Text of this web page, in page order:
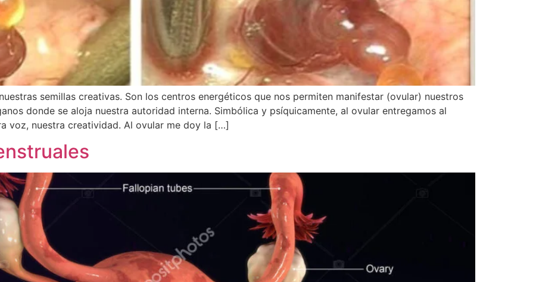
semillas creativas. Son los centros energéticos que nos permiten manifestar (ovular) nuestros
donde se aloja nuestra autoridad interna. Simbólica y psíquicamente, al ovular entregamos al
voz, nuestra creatividad. Al ovular me doy la […]